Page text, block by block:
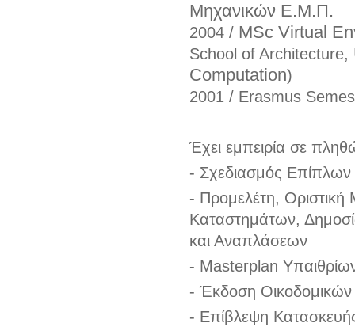
Μηχανικών Ε.Μ.Π.
2004 / MSc Virtual
School of Architecture,
Computation)
2001 / Εrasmus
Έχει εμπειρία σε
- Σχεδιασμός Επίπλων
- Προμελέτη,
Καταστημάτων,
και Αναπλάσεων
- Masterplan
- Έκδοση Οικοδομικών
- Eπίβλεψη